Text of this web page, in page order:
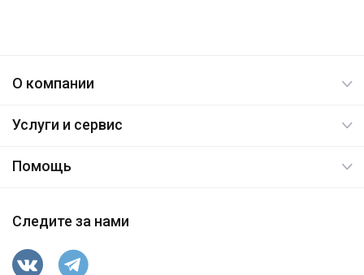
О компании
Услуги и сервис
Помощь
Следите за нами